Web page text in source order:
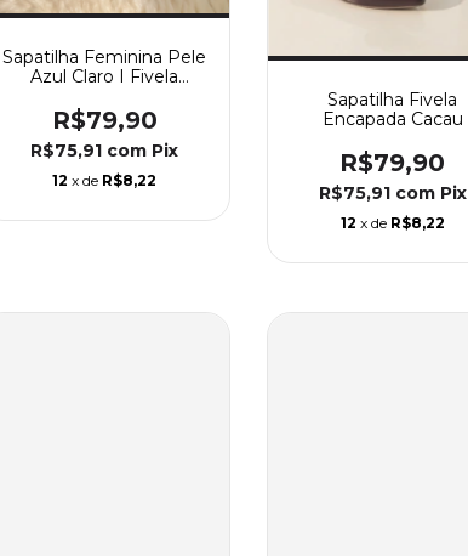
Sapatilha Feminina Pele
Azul Claro I Fivela
R$79,90
R$75,91 com Pix
12 x de R$8,22
Sapatilha Fivela
Encapada Cacau
R$79,90
R$75,91 com Pix
12 x de R$8,22